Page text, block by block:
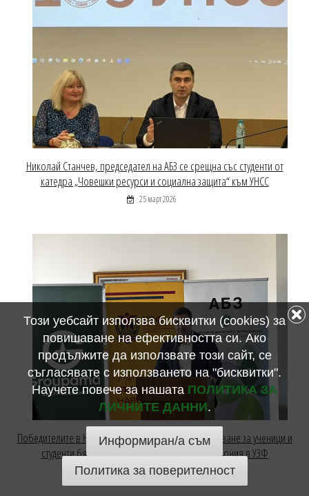
Николай Станчев, председател на АБЗ се срещна със студенти от
катедра „Човешки ресурси и социална защита“ към УНСС
25 март 2026
Победителите в Националния конкурс по застраховане за ученици и
студенти бяха отличени на официална церемония в УЗФ
09 март 2026
Този уебсайт използва бисквитки (cookies) за
повишаване на ефективността си. Ако
продължите да използвате този сайт, се
съгласявате с използването на "бисквитки".
Научете повече за нашата ПОЛИТИКА ЗА
ЛИЧНИТЕ ДАННИ.
Информиран/а съм
Политика за поверителност